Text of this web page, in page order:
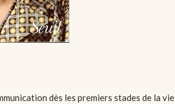
dès les premiers stades de la